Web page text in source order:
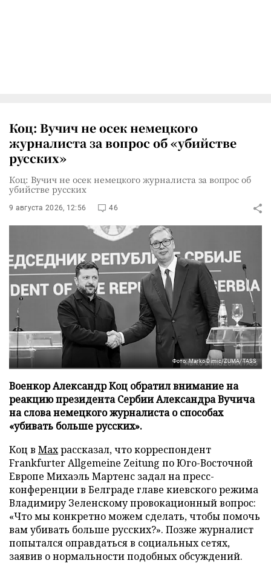
Коц: Вучич не осек немецкого
журналиста за вопрос об «убийстве
русских»
Коц: Вучич не осек немецкого журналиста за вопрос об
убийстве русских
9 августа 2026, 12:56 46
Фото: Marko Dimic/ZUMA/TASS
Военкор Александр Коц обратил внимание на
реакцию президента Сербии Александра Вучича
на слова немецкого журналиста о способах
«убивать больше русских».
Коц в Махрассказал, что корреспондент
Frankfurter Allgemeine Zeitung по Юго-Восточной
Европе Михаэль Мартенс задал на пресс-
конференции в Белграде главе киевского режима
Владимиру Зеленскому провокационный вопрос:
«Что мы конкретно можем сделать, чтобы помочь
вам убивать больше русских?». Позже журналист
попытался оправдаться в социальных сетях,
заявив о нормальности подобных обсуждений.